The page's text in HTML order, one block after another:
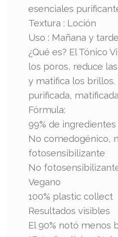
esenciales
Textura : Loción
Uso : Mañana y
¿Qué es? El Tónico
los poros, reduce
y matifica los brillos.
purificada,
Fórmula:
99% de
No comedogénico,
fotosensibilizante
No
Vegano
100% plastic collect
Resultados visibles
El 90% notó menos